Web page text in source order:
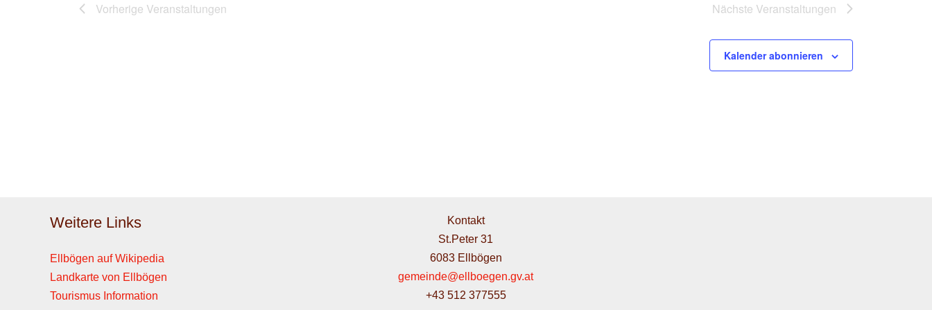
Vorherige Veranstaltungen Nächste Veranstaltungen
Kalender abonnieren
Weitere Links
Ellbögen auf Wikipedia
Landkarte von Ellbögen
Tourismus Information
Kontakt
St.Peter 31
6083 Ellbögen
gemeinde@ellboegen.gv.at
+43 512 377555